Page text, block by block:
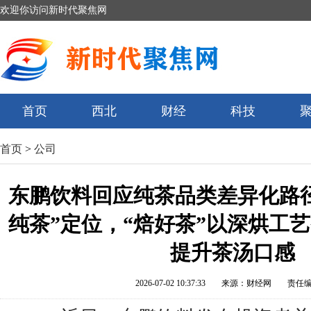
欢迎你访问新时代聚焦网
首页 西北 财经 科技
首页 > 公司
东鹏饮料回应纯茶品类差异化路
纯茶”定位，“焙好茶”以深烘工
提升茶汤口感
2026-07-02 10:37:33 来源：财经网 责任